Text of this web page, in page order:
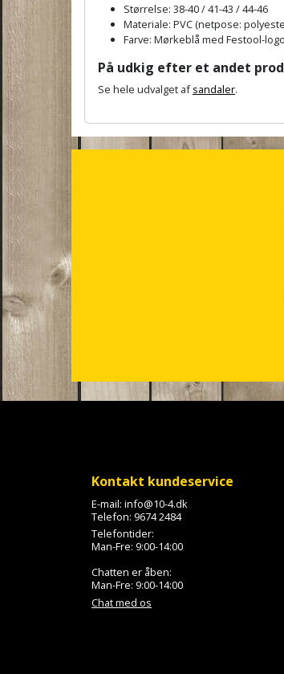
Størrelse: 38-40 / 41-43 / 44-46
Materiale: PVC (netpose:
Farve: Mørkeblå med Festool-logo
På udkig efter et andet
Se hele udvalget afsandaler.
c
Kontakt kundeservice
E-mail: info@10-4.dk
Telefon: 9674 2484
Telefontider:
Man-Fre: 9:00-14:00
Chatten er åben:
Man-Fre: 9:00-14:00
Chat med os